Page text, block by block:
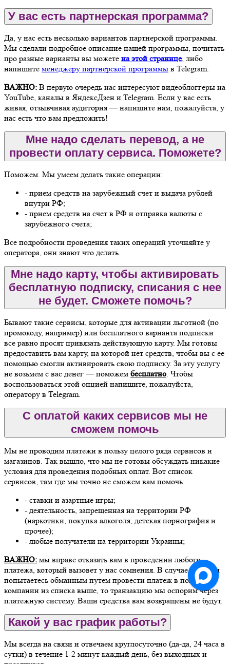
У вас есть партнерская программа?
Да, у нас есть несколько вариантов партнерской программы.
Мы сделали подробное описание нашей программы, почитать
про разные варианты вы можете на этой странице, либо
напишите менеджеру партнерской программы в Telegram.
ВАЖНО: В первую очередь нас интересуют видеоблоггеры на
YouTube, каналы в ЯндексДзен и Telegram. Если у вас есть
живая, отзывчивая аудитория — напишите нам, пожалуйста, у
нас есть что вам предложить!
Мне надо сделать перевод, а не
провести оплату сервиса. Поможете?
Поможем. Мы умеем делать такие операции:
- прием средств на зарубежный счет и выдача рублей
внутри РФ;
- прием средств на счет в РФ и отправка валюты с
зарубежного счета;
Все подробности проведения таких операций уточняйте у
оператора, они знают что делать.
Мне надо карту, чтобы активировать
бесплатную подписку, списания с нее
не будет. Сможете помочь?
Бывают такие сервисы, которые для активации льготной (по
промокоду, например) или бесплатного варианта подписки
все равно просят привязать действующую карту. Мы готовы
предоставить вам карту, на которой нет средств, чтобы вы с ее
помощью смогли активировать свою подписку. За эту услугу
не возьмем с вас денег — поможем бесплатно . Чтобы
воспользоваться этой опцией напишите, пожалуйста,
оператору в Telegram.
С оплатой каких сервисов мы не
сможем помочь
Мы не проводим платежи в пользу целого ряда сервисов и
магазинов. Так вышло, что мы не готовы обсуждать никакие
условия для проведения подобных оплат. Вот список
сервисов, там где мы точно не сможем вам помочь:
- ставки и азартные игры;
- деятельность, запрещенная на территории РФ
(наркотики, покупка алкоголя, детская порнография и
прочее);
- любые получатели на территории Украины;
ВАЖНО: мы вправе отказать вам в проведении любого
платежа, который вызовет у нас сомнения. В случае, если вы
попытаетесь обманным путем провести платеж в пользу
компании из списка выше, то транзакцию мы оспорим через
платежную систему. Ваши средства вам возвращены не будут.
Какой у вас график работы?
Мы всегда на связи и отвечаем круглосуточно (да-да, 24 часа в
сутки) в течение 1-2 минут каждый день, без выходных и